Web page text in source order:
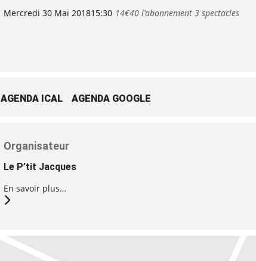
Mercredi 30 Mai 201815:30 14€40 l'abonnement 3 spectacles
AGENDA ICAL AGENDA GOOGLE
Organisateur
Le P’tit Jacques
En savoir plus…